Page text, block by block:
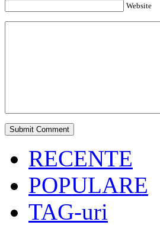
Website
RECENTE
POPULARE
TAG-uri